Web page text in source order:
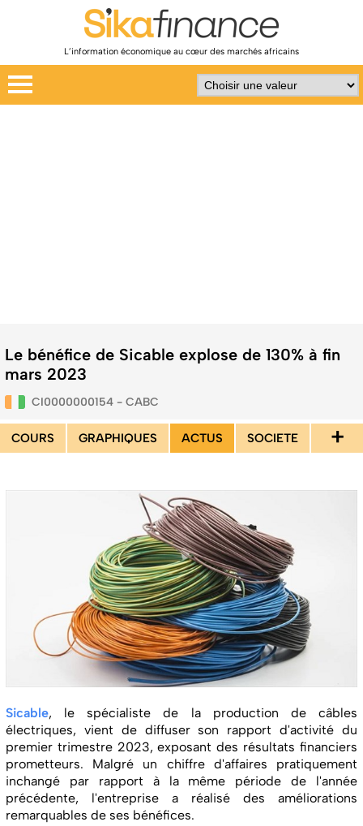
L’information économique au cœur des marchés africains
Le bénéfice de Sicable explose de 130% à fin
mars 2023
CI0000000154 - CABC
COURS GRAPHIQUES ACTUS SOCIETE +
Sicable, le spécialiste de la production de câbles
électriques, vient de diffuser son rapport d'activité du
premier trimestre 2023, exposant des résultats financiers
prometteurs. Malgré un chiffre d'affaires pratiquement
inchangé par rapport à la même période de l'année
précédente, l'entreprise a réalisé des améliorations
remarquables de ses bénéfices.